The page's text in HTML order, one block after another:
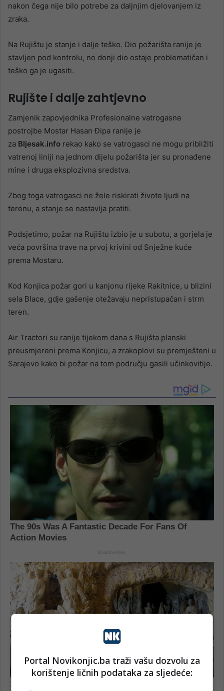
nakon čega nije bilo potrebe za daljnjim djelovanjem iz
zraka.
Na Rujištu je stanje i dalje teško. Dio požarišta ranije je
stavljen pod kontrolu, no donji dio ostaje problematičan i
teško ga je ugasiti.
Rujište i dalje zahtjevno
Zamjenik zapovjednika Profesionalne vatrogasne
postrojbe Mostar Hasan Đipa ranije je
za Bljesak.info rekao kako se vatrogasci ne mogu približiti
vatrenoj liniji na jednom dijelu požarišta jer su pronađene
mine i druga eksplozivna sredstva.
Zbog toga vatrogasci ne žele riskirati živote ljudi na
terenu, a stanje se nastavlja pratiti.
Podsjetimo, požar na Rujištu izbio je u subotu, a gorjela je
veća površina trave na prvoj krivini od Snježne kuće
prema Mostaru.
Kod Konjica požar gori u kanjonu rijeke Rakitnice, u blizini
sela Blace, gdje gašenje otežavaju nepristupačan i strm
teren.
Air Tractori su ranije tijekom dana s Rujišta planski
preusmjereni prema Konjicu, a zrakoplovi su premješteni u
Sarajevo kako bi požar na tom području gasili učinkovitije.
Portal Novikonjic.ba traži vašu dozvolu za
korištenje ličnih podataka za sljedeće: